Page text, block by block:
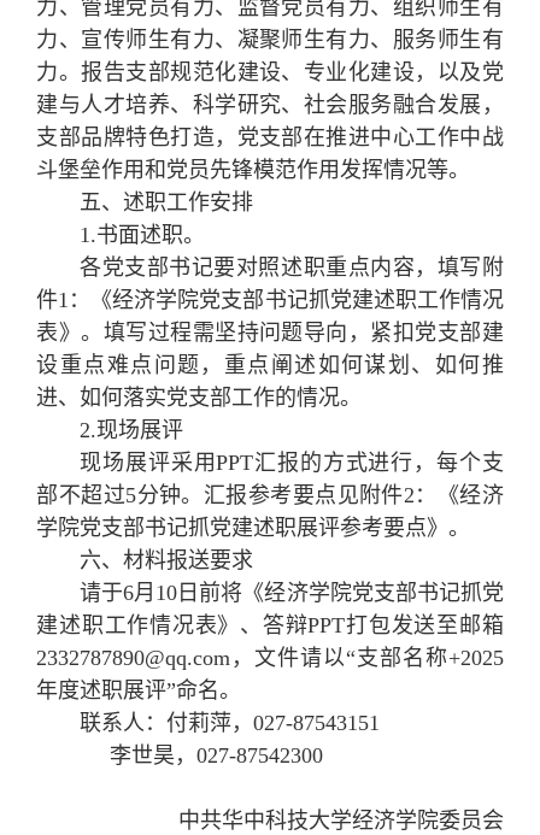
力、管理党员有力、监督党员有力、组织师生有
力、宣传师生有力、凝聚师生有力、服务师生有
力。报告支部规范化建设、专业化建设，以及党
建与人才培养、科学研究、社会服务融合发展，
支部品牌特色打造，党支部在推进中心工作中战
斗堡垒作用和党员先锋模范作用发挥情况等。
五、述职工作安排
1.书面述职。
各党支部书记要对照述职重点内容，填写附
件1：《经济学院党支部书记抓党建述职工作情况
表》。填写过程需坚持问题导向，紧扣党支部建
设重点难点问题，重点阐述如何谋划、如何推
进、如何落实党支部工作的情况。
2.现场展评
现场展评采用PPT汇报的方式进行，每个支
部不超过5分钟。汇报参考要点见附件2：《经济
学院党支部书记抓党建述职展评参考要点》。
六、材料报送要求
请于6月10日前将《经济学院党支部书记抓党
建述职工作情况表》、答辩PPT打包发送至邮箱
2332787890@qq.com，文件请以“支部名称+2025
年度述职展评”命名。
联系人：付莉萍，027-87543151
李世昊，027-87542300
中共华中科技大学经济学院委员会